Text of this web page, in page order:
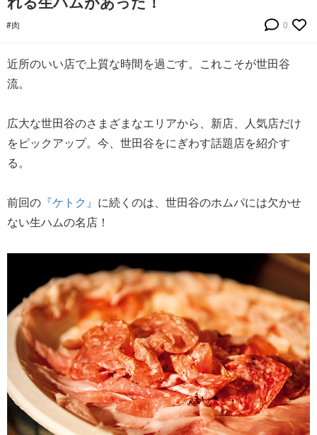
#肉 0
近所のいい店で上質な時間を過ごす。これこそが世田谷
流。
広大な世田谷のさまざまなエリアから、新店、人気店だけ
をピックアップ。今、世田谷をにぎわす話題店を紹介す
る。
前回の 『ケトク』 に続くのは、世田谷のホムパには欠かせ
ない生ハムの名店！